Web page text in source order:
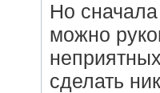
Но
можно
сделать